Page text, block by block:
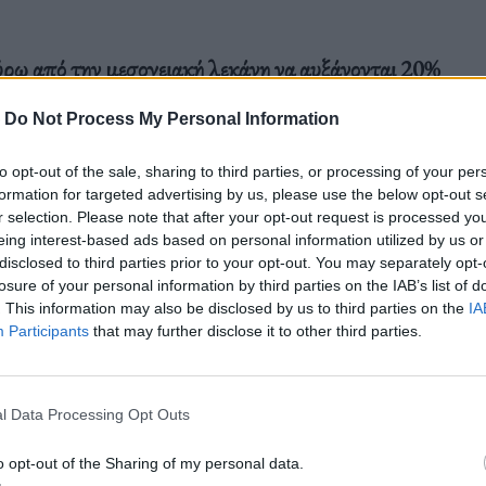
Do Not Process My Personal Information
opt-out of the sale, sharing to third parties, or processing of your
for targeted advertising by us, please use the below opt-out
selection. Please note that after your opt-out request is processed
interest-based ads based on personal information utilized by us
to third parties prior to your opt-out. You may separately
of your personal information by third parties on the IAB’s list of
This information may also be disclosed by us to third parties on the
Participants that may further disclose it to other third parties.
Data Processing Opt Outs
opt-out of the Sharing of my personal data.
από την μεσογειακή λεκάνη να αυξάνονται 20%
της θάλασσας να ανεβαίνει επίσης
το 2100], η Μεσόγειος γίνεται σταδιακά και
και ταχύτερα θερμαινόμενη θάλασσα στον
μετριασμό των εκπομπών αερίων του
πραγματικότητα της υπερθέρμανσης της